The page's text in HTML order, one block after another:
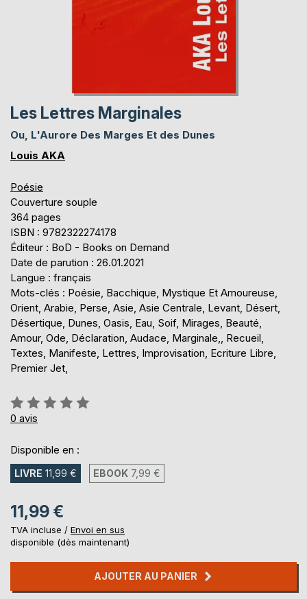
Les Lettres Marginales
Ou, L'Aurore Des Marges Et des Dunes
Louis AKA
Poésie
Couverture souple
364 pages
ISBN : 9782322274178
Éditeur : BoD - Books on Demand
Date de parution : 26.01.2021
Langue : français
Mots-clés : Poésie, Bacchique, Mystique Et Amoureuse,
Orient, Arabie, Perse, Asie, Asie Centrale, Levant, Désert,
Désertique, Dunes, Oasis, Eau, Soif, Mirages, Beauté,
Amour, Ode, Déclaration, Audace, Marginale,, Recueil,
Textes, Manifeste, Lettres, Improvisation, Ecriture Libre,
Premier Jet,
Évaluation:
0%
0 avis
Disponible en :
LIVRE 11,99 € EBOOK 7,99 €
11,99 €
TVA incluse / Envoi en sus
disponible (dès maintenant)
AJOUTER AU PANIER